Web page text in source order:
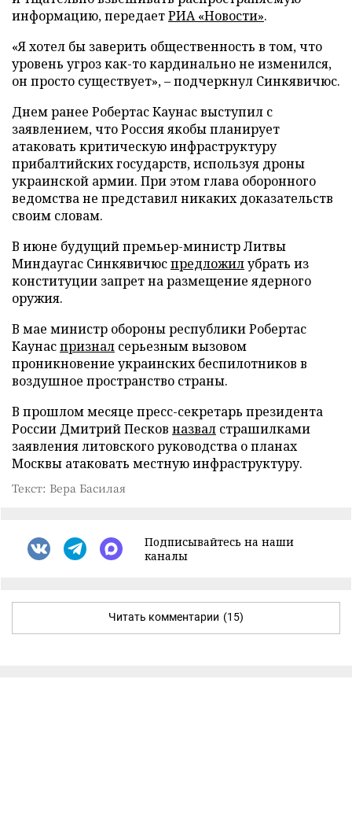
информацию, передаетРИА «Новости».
«Я хотел бы заверить общественность в том, что
уровень угроз как-то кардинально не изменился,
он просто существует», – подчеркнул Синкявичюс.
Днем ранее Робертас Каунас выступил с
заявлением, что Россия якобы планирует
атаковать критическую инфраструктуру
прибалтийских государств, используя дроны
украинской армии. При этом глава оборонного
ведомства не представил никаких доказательств
своим словам.
В июне будущий премьер-министр Литвы
Миндаугас Синкявичюспредложилубрать из
конституции запрет на размещение ядерного
оружия.
В мае министр обороны республики Робертас
Каунаспризнал серьезным вызовом
проникновение украинских беспилотников в
воздушное пространство страны.
В прошлом месяце пресс-секретарь президента
России Дмитрий Песков назвал страшилками
заявления литовского руководства о планах
Москвы атаковать местную инфраструктуру.
Текст: Вера Басилая
Подписывайтесь на наши
каналы
Читать комментарии (15)